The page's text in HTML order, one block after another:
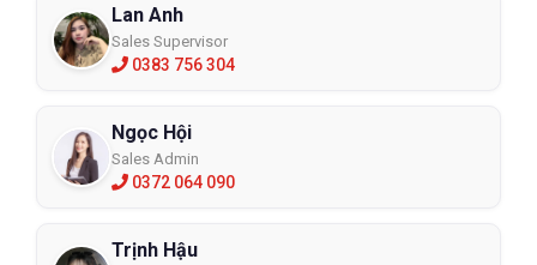
Lan Anh
Sales Supervisor
0383 756 304
Ngọc Hội
Sales Admin
0372 064 090
Trịnh Hậu